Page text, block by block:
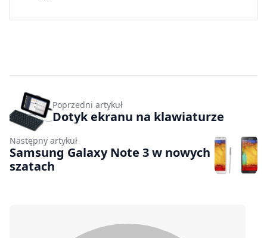
Poprzedni artykuł
Dotyk ekranu na klawiaturze
Następny artykuł
Samsung Galaxy Note 3 w nowych
szatach